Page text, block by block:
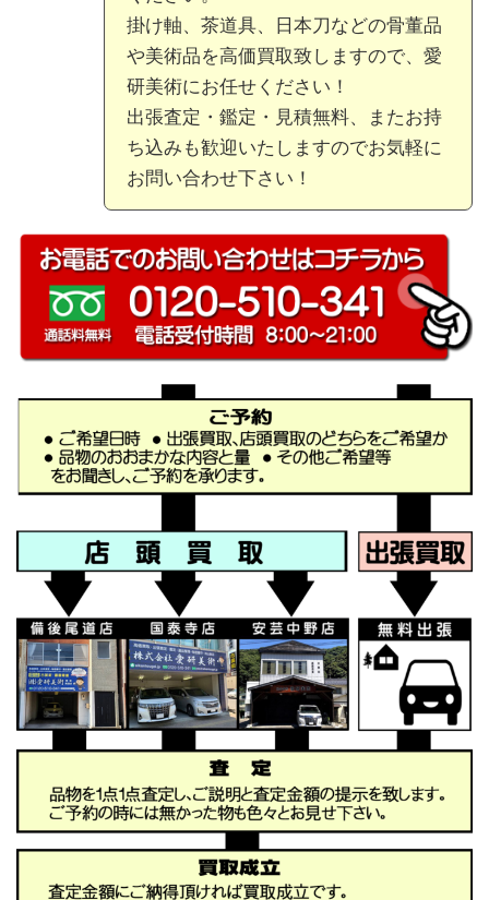
掛け軸、茶道具、日本刀などの骨董品
や美術品を高価買取致しますので、愛
研美術にお任せください！
出張査定・鑑定・見積無料、またお持
ち込みも歓迎いたしますのでお気軽に
お問い合わせ下さい！